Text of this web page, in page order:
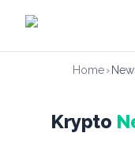
Home›
Krypto